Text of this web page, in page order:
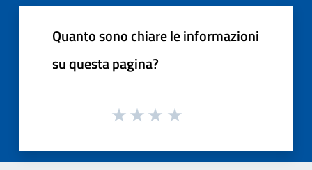
Quanto sono chiare le informazioni
su questa pagina?